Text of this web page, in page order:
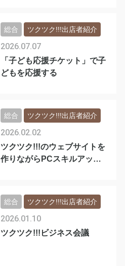
「子ども応援チケット」で子
どもを応援する
2026.07.07
総合 ツクツク!!!出店者紹介
ツクツク!!!のウェブサイトを
作りながらPCスキルアップ
2026.02.02
総合 ツクツク!!!出店者紹介
ツクツク!!!ビジネス会議
2026.01.10
総合 ツクツク!!!出店者紹介